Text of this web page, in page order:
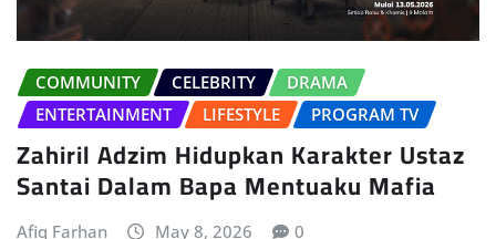
COMMUNITY CELEBRITY
DRAMA
ENTERTAINMENT
LIFESTYLE PROGRAM TV
Zahiril Adzim Hidupkan Karakter Ustaz
Santai Dalam Bapa Mentuaku Mafia
Afiq Farhan May 8, 2026 0